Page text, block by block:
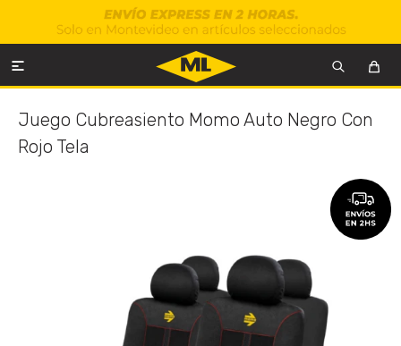

Juego Cubreasiento Momo Auto Negro Con
Rojo Tela